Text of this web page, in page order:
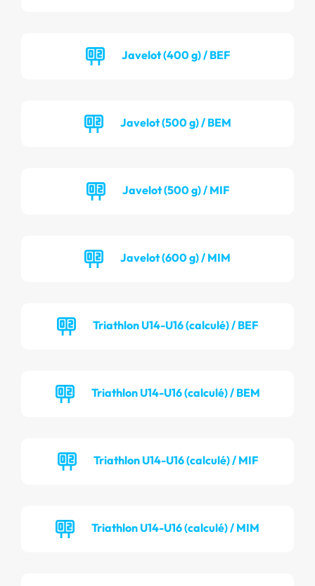
Javelot (400 g) / BEF
Javelot (500 g) / BEM
Javelot (500 g) / MIF
Javelot (600 g) / MIM
Triathlon U14-U16 (calculé) / BEF
Triathlon U14-U16 (calculé) / BEM
Triathlon U14-U16 (calculé) / MIF
Triathlon U14-U16 (calculé) / MIM